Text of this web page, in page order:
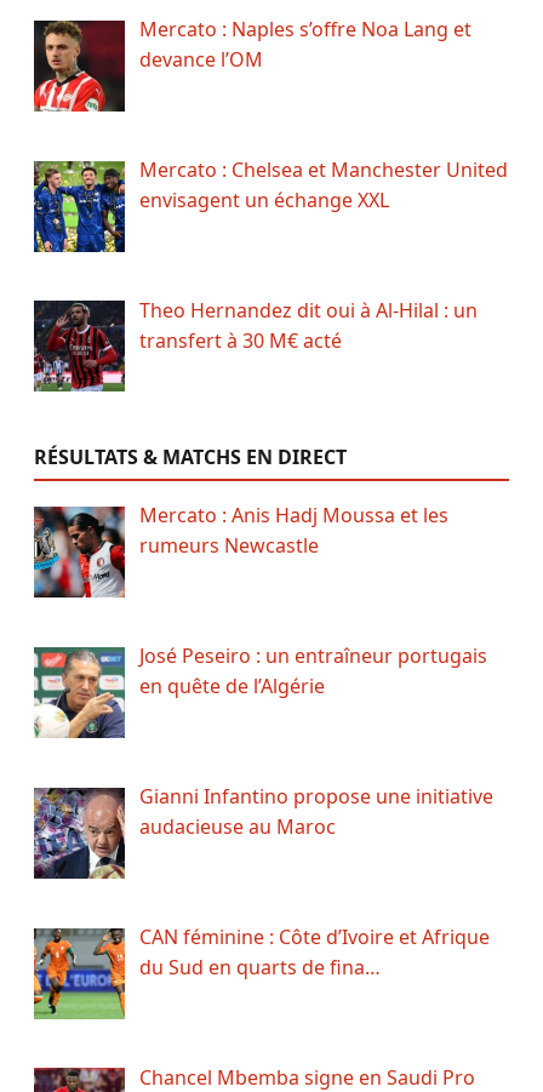
Mercato : Naples s’offre Noa Lang et
devance l’OM
Mercato : Chelsea et Manchester United
envisagent un échange XXL
Theo Hernandez dit oui à Al-Hilal : un
transfert à 30 M€ acté
RÉSULTATS & MATCHS EN DIRECT
Mercato : Anis Hadj Moussa et les
rumeurs Newcastle
José Peseiro : un entraîneur portugais
en quête de l’Algérie
Gianni Infantino propose une initiative
audacieuse au Maroc
CAN féminine : Côte d’Ivoire et Afrique
du Sud en quarts de fina…
Chancel Mbemba signe en Saudi Pro